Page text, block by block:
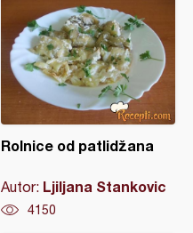
Rolnice od patlidžana
Autor: Ljiljana Stankovic
4150